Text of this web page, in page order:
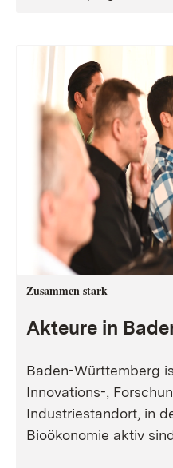
Zusammen stark
Akteure in
Baden-Württemberg
Innovations-,
Industriestandort, in
Bioökonomie aktiv